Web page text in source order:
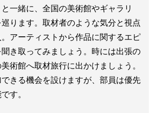
と一緒に、全国の美術館やギャラリ
ります。取材者のような気分と視点
アーティストから作品に関するエピ
き取ってみましょう。時には出張の
術館へ取材旅行に出かけましょう。
きる機会を設けますが、部員は優先
す。